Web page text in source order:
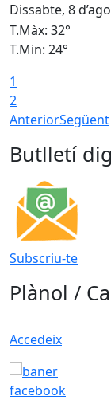
Dissabte, 8
T.Màx: 32°
T.Min: 24°
1
2
AnteriorSegüent
Butlletí
Subscriu-te
Plànol /
Accedeix